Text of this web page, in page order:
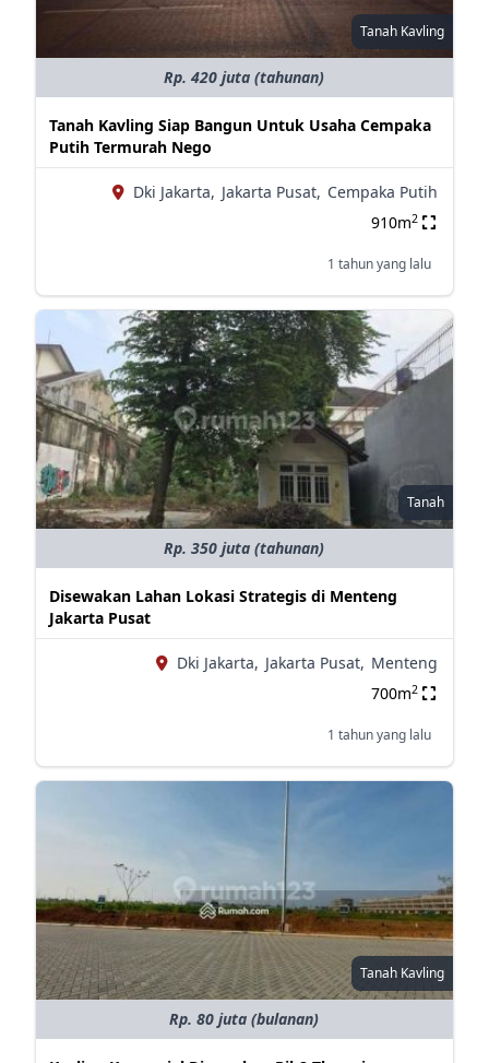
Tanah Kavling
Rp. 420 juta (tahunan)
Tanah Kavling Siap Bangun Untuk Usaha Cempaka
Putih Termurah Nego
Dki Jakarta, Jakarta Pusat, Cempaka Putih
910m2
1 tahun yang lalu
Tanah
Rp. 350 juta (tahunan)
Disewakan Lahan Lokasi Strategis di Menteng
Jakarta Pusat
Dki Jakarta, Jakarta Pusat, Menteng
700m2
1 tahun yang lalu
Tanah Kavling
Rp. 80 juta (bulanan)